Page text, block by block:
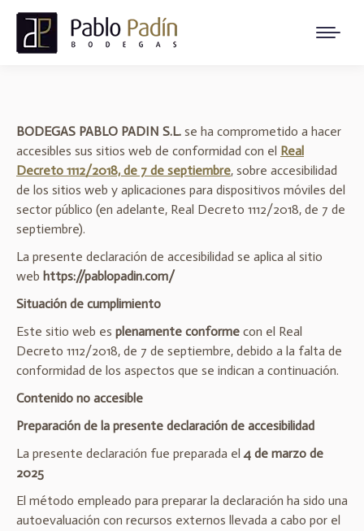
BODEGAS PABLO PADIN S.L. se ha comprometido a hacer
accesibles sus sitios web de conformidad con el Real
Decreto 1112/2018, de 7 de septiembre, sobre accesibilidad
de los sitios web y aplicaciones para dispositivos móviles del
sector público (en adelante, Real Decreto 1112/2018, de 7 de
septiembre).
La presente declaración de accesibilidad se aplica al sitio
web https://pablopadin.com/
Situación de cumplimiento
Este sitio web es plenamente conforme con el Real
Decreto 1112/2018, de 7 de septiembre, debido a la falta de
conformidad de los aspectos que se indican a continuación.
Contenido no accesible
Preparación de la presente declaración de accesibilidad
La presente declaración fue preparada el4 de marzo de
2025
El método empleado para preparar la declaración ha sido una
autoevaluación con recursos externos llevada a cabo por el